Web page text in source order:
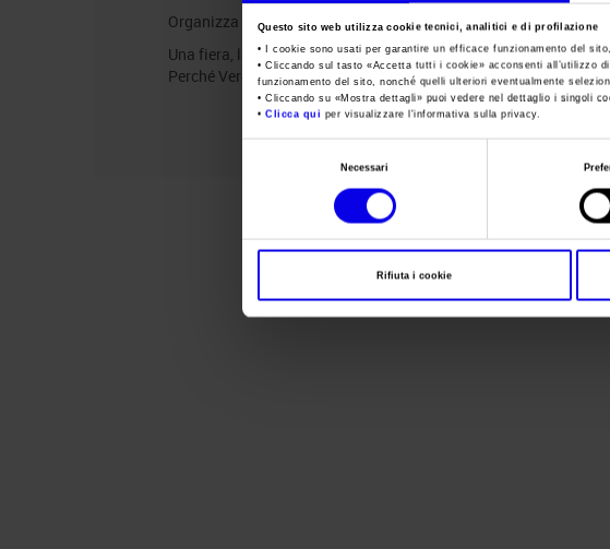
Questo sito web utilizza cookie tecnici, analitici e di profilazione
• I cookie sono usati per garantire un efficace funzionamento del
• Cliccando sul tasto «Accetta tutti i cookie» acconsenti all’utilizzo
funzionamento del sito, nonché quelli ulteriori eventualmente
• Cliccando su «Mostra dettagli» puoi vedere nel dettaglio i singoli
•Clicca qui per visualizzare l'informativa sulla privacy.
Necessari
Rifiuta i cookie
Organizza un Congresso
Una fiera, la sua città.
Perché Verona
fisiche e
di prodotti